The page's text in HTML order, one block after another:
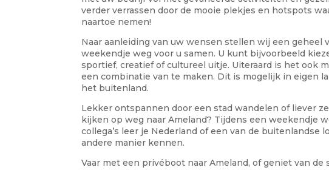
verder verrassen door de mooie plekjes en hotspots
naartoe nemen!
Naar aanleiding van uw wensen stellen wij een geheel
weekendje weg voor u samen. U kunt bijvoorbeeld
sportief, creatief of cultureel uitje. Uiteraard is het ook
een combinatie van te maken. Dit is mogelijk in eigen
het buitenland.
Lekker ontspannen door een stad wandelen of liever
kijken op weg naar Ameland? Tijdens een weekendje
collega’s leer je Nederland of een van de buitenlandse
andere manier kennen.
Vaar met een privéboot naar Ameland, of geniet van de